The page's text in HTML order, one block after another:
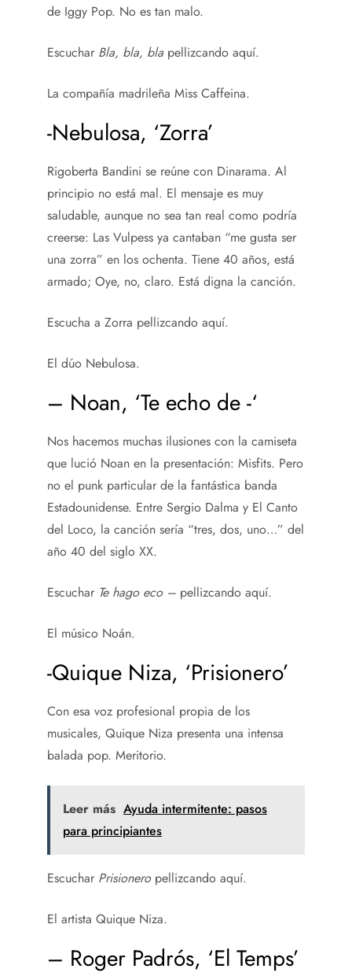
de Iggy Pop. No es tan malo.
Escuchar Bla, bla, bla pellizcando aquí.
La compañía madrileña Miss Caffeina.
-Nebulosa, ‘Zorra’
Rigoberta Bandini se reúne con Dinarama. Al
principio no está mal. El mensaje es muy
saludable, aunque no sea tan real como podría
creerse: Las Vulpess ya cantaban “me gusta ser
una zorra” en los ochenta. Tiene 40 años, está
armado; Oye, no, claro. Está digna la canción.
Escucha a Zorra pellizcando aquí.
El dúo Nebulosa.
– Noan, ‘Te echo de -‘
Nos hacemos muchas ilusiones con la camiseta
que lució Noan en la presentación: Misfits. Pero
no el punk particular de la fantástica banda
Estadounidense. Entre Sergio Dalma y El Canto
del Loco, la canción sería “tres, dos, uno…” del
año 40 del siglo XX.
Escuchar Te hago eco – pellizcando aquí.
El músico Noán.
-Quique Niza, ‘Prisionero’
Con esa voz profesional propia de los
musicales, Quique Niza presenta una intensa
balada pop. Meritorio.
Leer más Ayuda intermitente: pasos
para principiantes
Escuchar Prisioneropellizcando aquí.
El artista Quique Niza.
– Roger Padrós, ‘El Temps’